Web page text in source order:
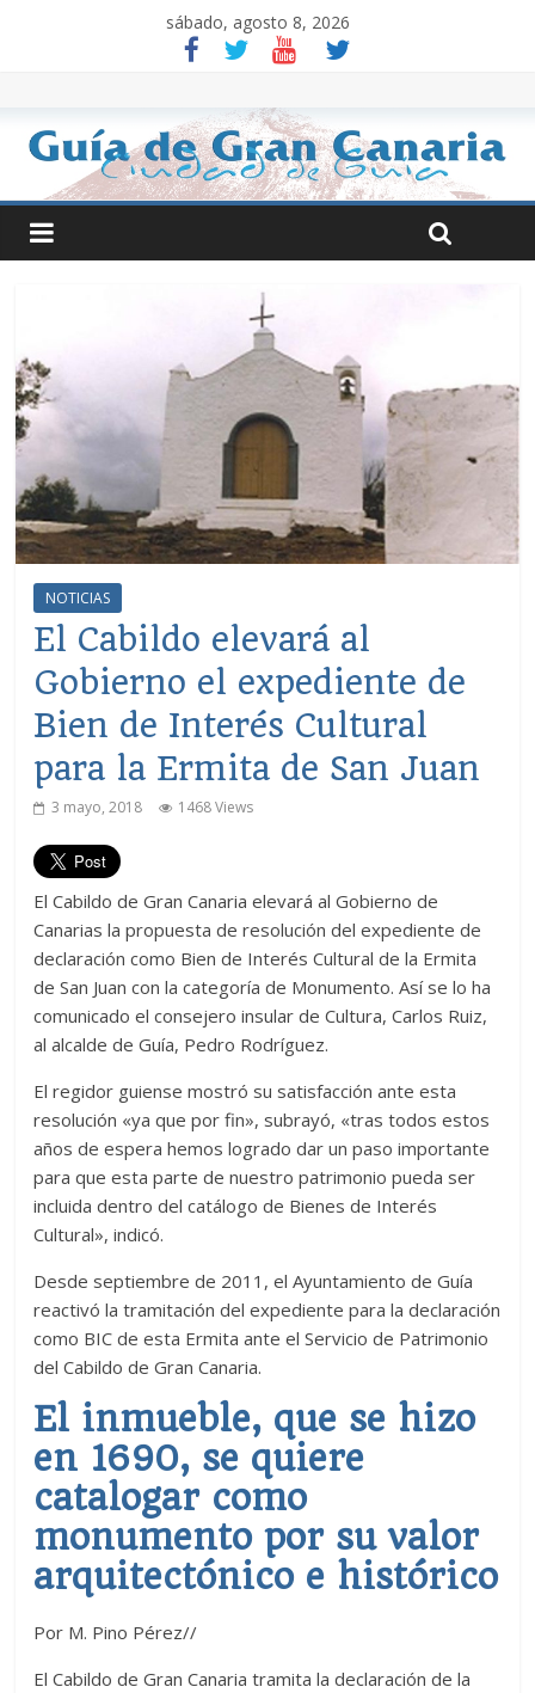
sábado, agosto 8, 2026
NOTICIAS
El Cabildo elevará al
Gobierno el expediente de
Bien de Interés Cultural
para la Ermita de San Juan
3 mayo, 2018 1468 Views
El Cabildo de Gran Canaria elevará al Gobierno de
Canarias la propuesta de resolución del expediente de
declaración como Bien de Interés Cultural de la Ermita
de San Juan con la categoría de Monumento. Así se lo ha
comunicado el consejero insular de Cultura, Carlos Ruiz,
al alcalde de Guía, Pedro Rodríguez.
El regidor guiense mostró su satisfacción ante esta
resolución «ya que por fin», subrayó, «tras todos estos
años de espera hemos logrado dar un paso importante
para que esta parte de nuestro patrimonio pueda ser
incluida dentro del catálogo de Bienes de Interés
Cultural», indicó.
Desde septiembre de 2011, el Ayuntamiento de Guía
reactivó la tramitación del expediente para la declaración
como BIC de esta Ermita ante el Servicio de Patrimonio
del Cabildo de Gran Canaria.
El inmueble, que se hizo
en 1690, se quiere
catalogar como
monumento por su valor
arquitectónico e histórico
Por M. Pino Pérez//
El Cabildo de Gran Canaria tramita la declaración de la